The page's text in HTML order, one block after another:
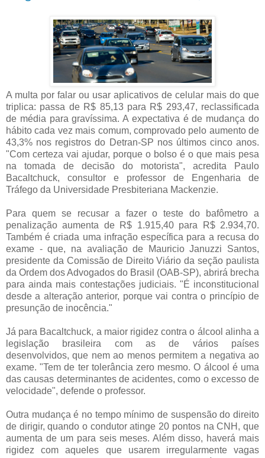
A multa por falar ou usar aplicativos de celular mais do que
triplica: passa de R$ 85,13 para R$ 293,47, reclassificada
de média para gravíssima. A expectativa é de mudança do
hábito cada vez mais comum, comprovado pelo aumento de
43,3% nos registros do Detran-SP nos últimos cinco anos.
"Com certeza vai ajudar, porque o bolso é o que mais pesa
na tomada de decisão do motorista", acredita Paulo
Bacaltchuck, consultor e professor de Engenharia de
Tráfego da Universidade Presbiteriana Mackenzie.
Para quem se recusar a fazer o teste do bafômetro a
penalização aumenta de R$ 1.915,40 para R$ 2.934,70.
Também é criada uma infração específica para a recusa do
exame - que, na avaliação de Mauricio Januzzi Santos,
presidente da Comissão de Direito Viário da seção paulista
da Ordem dos Advogados do Brasil (OAB-SP), abrirá brecha
para ainda mais contestações judiciais. "É inconstitucional
desde a alteração anterior, porque vai contra o princípio de
presunção de inocência."
Já para Bacaltchuck, a maior rigidez contra o álcool alinha a
legislação brasileira com as de vários países
desenvolvidos, que nem ao menos permitem a negativa ao
exame. "Tem de ter tolerância zero mesmo. O álcool é uma
das causas determinantes de acidentes, como o excesso de
velocidade", defende o professor.
Outra mudança é no tempo mínimo de suspensão do direito
de dirigir, quando o condutor atinge 20 pontos na CNH, que
aumenta de um para seis meses. Além disso, haverá mais
rigidez com aqueles que usarem irregularmente vagas